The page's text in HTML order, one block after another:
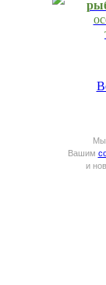
Мы
Вашим
и